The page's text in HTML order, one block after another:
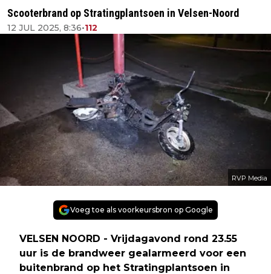
Scooterbrand op Stratingplantsoen in Velsen-Noord
12 JUL 2025, 8:36•112
RVP Media
Voeg toe als voorkeursbron op Google
VELSEN NOORD - Vrijdagavond rond 23.55
uur is de brandweer gealarmeerd voor een
buitenbrand op het Stratingplantsoen in